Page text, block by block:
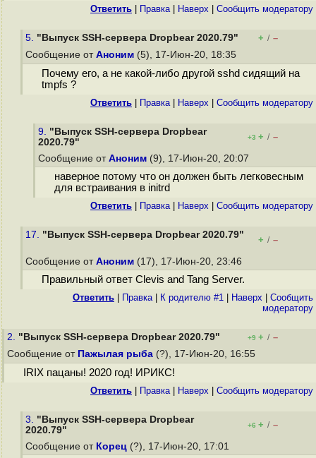
Ответить Правка| Наверх Cообщить модератору
5. "Выпуск SSH-сервера Dropbear 2020.79" + / –
Сообщение от Аноним (5), 17-Июн-20, 18:35
Почему его, а не какой-либо другой sshd сидящий на
tmpfs ?
Ответить Правка| Наверх Cообщить модератору
9. "Выпуск SSH-сервера Dropbear
2020.79"
+3 + / –
Сообщение от Аноним (9), 17-Июн-20, 20:07
наверное потому что он должен быть легковесным
для встраивания в initrd
Ответить Правка| Наверх Cообщить модератору
17. "Выпуск SSH-сервера Dropbear 2020.79" + / –
Сообщение от Аноним (17), 17-Июн-20, 23:46
Правильный ответ Clevis and Tang Server.
Ответить Правка| К родителю #1 Наверх
Cообщить
модератору
2. "Выпуск SSH-сервера Dropbear 2020.79" +9 + / –
Сообщение от Пажылая рыба (?), 17-Июн-20, 16:55
IRIX пацаны! 2020 год! ИРИКС!
Ответить Правка| Наверх Cообщить модератору
3. "Выпуск SSH-сервера Dropbear
2020.79"
+6 + / –
Сообщение от Корец (?), 17-Июн-20, 17:01